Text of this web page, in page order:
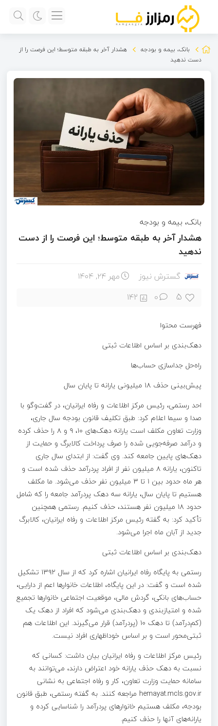
بانک، بیمه و بودجه
هشدار آخر به طبقه متوسط؛ این فرصت را از
دست ندهید
بانک، بیمه و بودجه
هشدار آخر به طبقه متوسط؛ این فرصت را از دست
ندهید
گسترش نیوز مهر ۲۴, ۱۴۰۴
5
0
142
فهرست محتوا
دهک‌بندی بر اساس اطلاعات ثبتی
راه‌حل جداسازی حساب‌ها
پیش‌بینی حذف ۱۸ میلیونی یارانه تا پایان سال
احد رستمی، رئیس مرکز اطلاعات و رفاه ایرانیان، در گفت‌وگو با
صدا و سیما اعلام کرد: طبق تکلیف قانون بودجه سال جاری،
وزارت تعاون مکلف است یارانه دهک‌های ۱۰، ۹ و ۸ را حذف کرده
و درآمد صرفه‌جویی شده را صرف پرداخت کالابرگ و حمایت از
دهک‌های پایین جامعه کند. وی گفت: از ابتدای سال جاری
تاکنون، یارانه ۸ میلیون نفر از افراد پردرآمد حذف شده است و
هر ماه حدود بین ۱ تا ۳ میلیون نفر حذف می‌شود. ما مکلف
هستیم تا پایان سال، یارانه سه دهک پردرآمد جامعه را که شامل
حدود ۱۸ میلیون نفر هستند، حذف کنیم. رستمی همچنین
تأکید کرد: به گفته رئیس مرکز اطلاعات و رفاه ایرانیان، کالابرگ
جدید از آبان ماه اجرا می‌شود.
دهک‌بندی بر اساس اطلاعات ثبتی
رستمی به پایگاه رفاه ایرانیان اشاره کرد که از سال ۱۳۹۲ تشکیل
شده است و گفت: در این پایگاه، اطلاعات خانوارها اعم از دارایی،
حساب‌های بانکی، گردش مالی، موقعیت اجتماعی خانوارها تجمیع
شده و امتیازبندی و دهک‌بندی می‌شود که افراد از دهک یک
(کم‌درآمد) تا دهک ۱۰ (پردرآمد) قرار می‌گیرند. این اطلاعات هم
ثبتی‌محور است و بر اساس خوداظهاری افراد نیست.
رئیس مرکز اطلاعات و رفاه ایرانیان بیان داشت: کسانی که
نسبت به دهک حذف یارانه خود اعتراض دارند، می‌توانند به
سامانه حمایت وزارت تعاون، کار و رفاه اجتماعی به نشانی
hemayat.mcls.gov.ir مراجعه کنند. به گفته رستمی، طبق قانون
بودجه، مکلف هستیم خانوارهای پردرآمد را شناسایی کرده و
یارانه‌های آنها را حذف کنیم.